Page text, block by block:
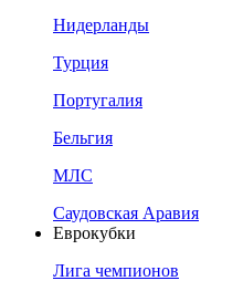
Нидерланды
Турция
Португалия
Бельгия
МЛС
Саудовская Аравия
Еврокубки
Лига чемпионов